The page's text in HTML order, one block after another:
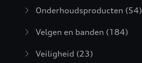
Onderhoudsproducten (54)
Velgen en banden (184)
Veiligheid (23)